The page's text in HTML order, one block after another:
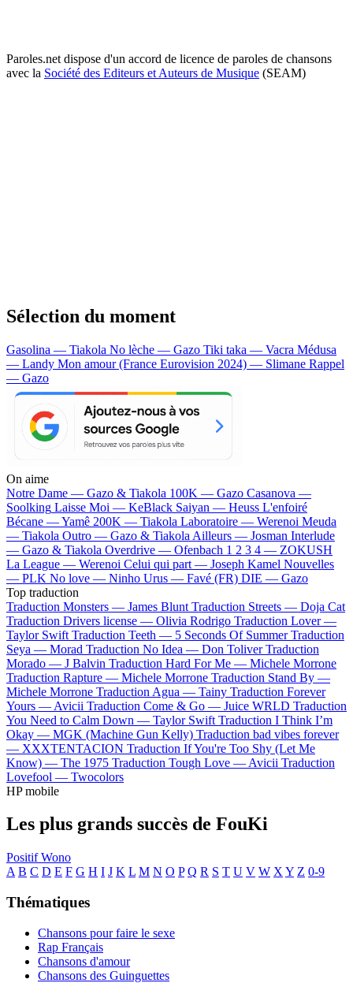
Paroles.net dispose d'un accord de licence de paroles de chansons
avec la Société des Editeurs et Auteurs de Musique (SEAM)
Sélection du moment
Gasolina — Tiakola No lèche — Gazo Tiki taka — Vacra Médusa
— Landy Mon amour (France Eurovision 2024) — Slimane Rappel
— Gazo
On aime
Notre Dame — Gazo & Tiakola 100K — Gazo Casanova —
Soolking Laisse Moi — KeBlack Saiyan — Heuss L'enfoiré
Bécane —Yamê 200K — Tiakola Laboratoire — Werenoi Meuda
— Tiakola Outro — Gazo & Tiakola Ailleurs — Josman Interlude
— Gazo & Tiakola Overdrive — Ofenbach 1 2 3 4 — ZOKUSH
La League — Werenoi Celui qui part — Joseph Kamel Nouvelles
— PLK No love — Ninho Urus — Favé (FR) DIE — Gazo
Top traduction
Traduction Monsters — James Blunt Traduction Streets — Doja Cat
Traduction Drivers license — Olivia Rodrigo Traduction Lover —
Taylor Swift Traduction Teeth — 5 Seconds Of Summer Traduction
Seya — Morad Traduction No Idea — Don Toliver Traduction
Morado — J Balvin Traduction Hard For Me — Michele Morrone
Traduction Rapture — Michele Morrone Traduction Stand By —
Michele Morrone Traduction Agua — Tainy Traduction Forever
Yours — Avicii Traduction Come & Go — Juice WRLD Traduction
You Need to Calm Down — Taylor Swift Traduction I Think I’m
Okay — MGK (Machine Gun Kelly) Traduction bad vibes forever
— XXXTENTACION Traduction If You're Too Shy (Let Me
Know) — The 1975 Traduction Tough Love — Avicii Traduction
Lovefool — Twocolors
HP mobile
Les plus grands succès de FouKi
PositifWono
A B C D E F G H I J K L M N O P Q R S T U V W X Y Z 0-9
Thématiques
Chansons pour faire le sexe
Rap Français
Chansons d'amour
Chansons des Guinguettes